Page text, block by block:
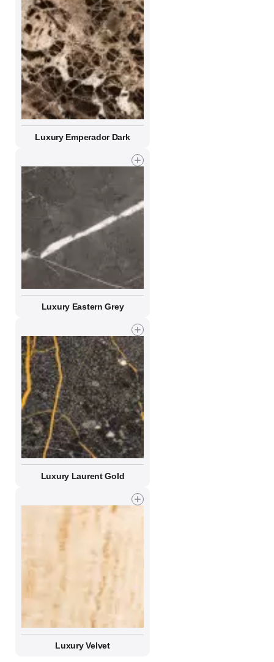
Luxury Emperador Dark
Luxury Eastern Grey
Luxury Laurent Gold
Luxury Velvet